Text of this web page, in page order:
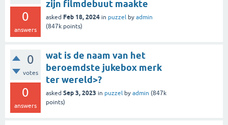
0
answers
zijn filmdebuut maakte
asked Feb 18, 2024 in puzzel by admin
(847k points)
0
votes
0
answers
wat is de naam van het
beroemdste jukebox merk
ter wereld>?
asked Sep 3, 2023 in puzzel by admin (847k
points)